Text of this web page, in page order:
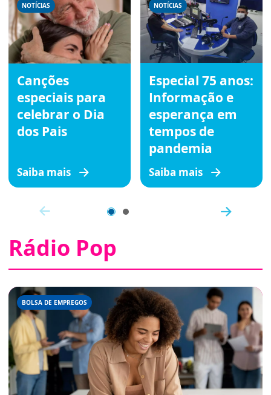
NOTÍCIAS
Canções
especiais para
celebrar o Dia
dos Pais
Saiba mais
NOTÍCIAS
Especial 75 anos:
Informação e
esperança em
tempos de
pandemia
Saiba mais
Rádio Pop
BOLSA DE EMPREGOS